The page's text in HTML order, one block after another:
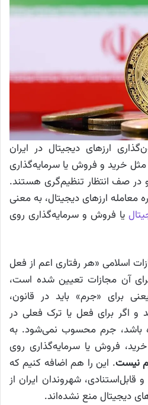
ارزهای دیجیتال در ایران
خرید و فروش یا سرمایه‌گذاری
در صف انتظار تنظیم‌گری هستند.
معامله ارزهای دیجیتال، به معنی
یا فروش و سرمایه‌گذاری روی
۲ قانون مجازات اسلامی «هر رفتاری اعم از فعل
آن مجازات تعیین شده است،
برای «جرم» باید در قانون،
و اگر برای فعل یا ترک فعلی در
باشد، جرم محسوب نمی‌شود. به
فروش یا سرمایه‌گذاری روی
نیست. این را هم اضافه کنیم که
شهروندان ایران از
دیجیتال منع نشده‌اند.